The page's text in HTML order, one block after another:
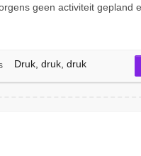
geen activiteit gepland
Druk, druk, druk